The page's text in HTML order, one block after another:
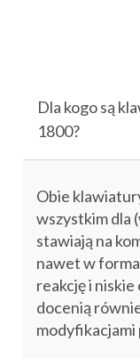
Dla kogo są
1800?
Obie
wszystkim dla
stawiają na
nawet w
reakcję i
docenią
modyfikacjami